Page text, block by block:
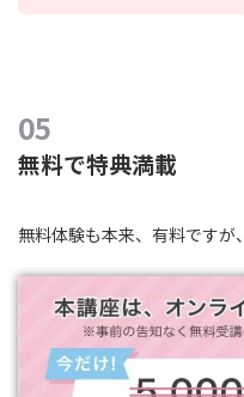
無料で特典満載
無料体験も本来、有料ですが